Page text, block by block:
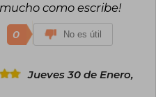
como escribe!
0 No es útil
Jueves 30 de Enero,